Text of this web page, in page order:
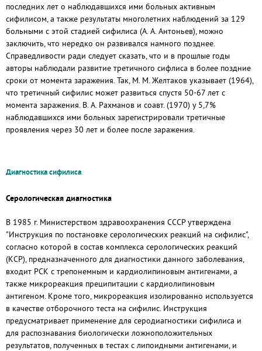
последних лет о наблюдавшихся ими больных активным
сифилисом, а также результаты многолетних наблюдений за 129
больными с этой стадией сифилиса (А. А. Антоньев), можно
заключить, что нередко он развивался намного позднее.
Справедливости ради следует сказать, что и в прошлые годы
авторы наблюдали развитие третичного сифлиса в более поздние
сроки от момента заражения. Так, М. М. Желтаков указывает (1964),
что третичный сифилис может развиться спустя 50-67 лет с
момента заражения. В. А. Рахманов и соавт. (1970) у 5,7%
наблюдавшихся ими больных зарегистрировали третичные
проявления через 30 лет и более после заражения.
Диагностика сифилиса
Серологическая диагностика
В 1985 г. Министерством здравоохранения СССР утверждена
"Инструкция по постановке серологических реакций на сифилис",
согласно которой в состав комплекса серологических реакций
(КСР), предназначенного для диагностики данного заболевания,
входит РСК с трепонемным и кардиолипиновым антигенами, а
также микрореакция преципитации с кардиолипиновым
антигеном. Кроме того, микрореакция изолированно используется
в качестве отборочного теста на сифилис. Инструкция
предусматривает применение для серодиагностики сифилиса и
для распознавания биологически ложноположительных
результатов, полученных в тестах с липоидными антигенами, и